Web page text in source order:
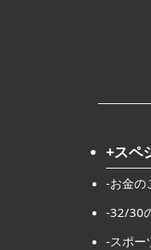
+スペ
-お金の
-32/30
-スポー